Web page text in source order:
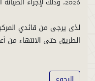
لذى يرجى من قائدي
الطريق حتى الانتهاء من